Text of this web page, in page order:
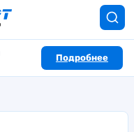
Подробнее